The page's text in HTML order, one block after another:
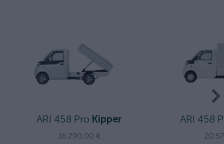
ARI 458 Pro Kipper
16.290,00 €
ARI 458